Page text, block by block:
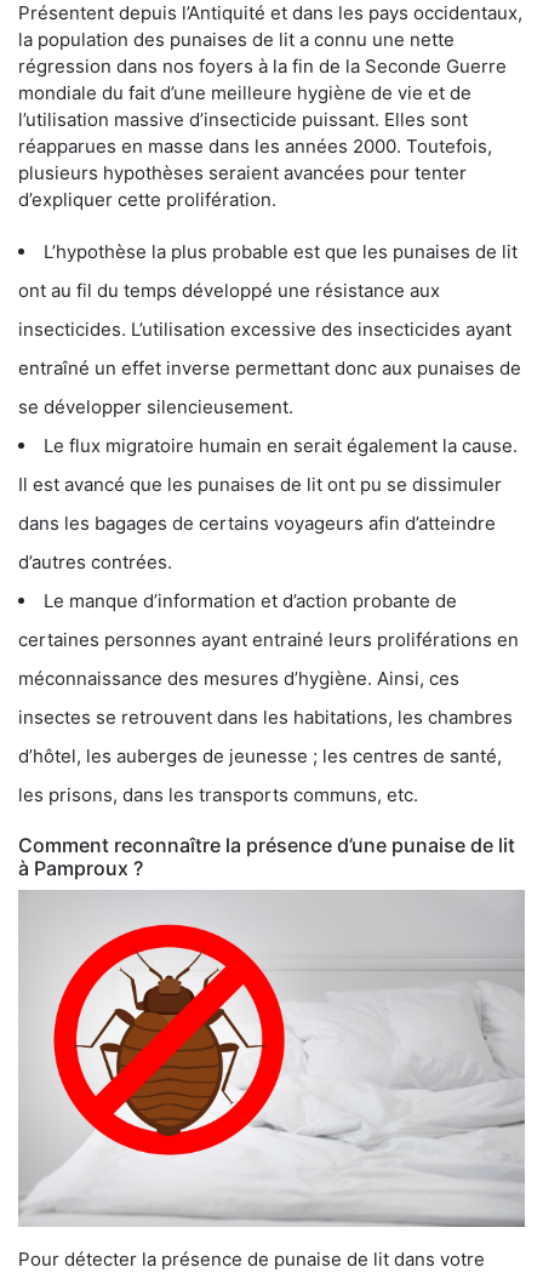
Présentent depuis l’Antiquité et dans les pays occidentaux,
la population des punaises de lit a connu une nette
régression dans nos foyers à la fin de la Seconde Guerre
mondiale du fait d’une meilleure hygiène de vie et de
l’utilisation massive d’insecticide puissant. Elles sont
réapparues en masse dans les années 2000. Toutefois,
plusieurs hypothèses seraient avancées pour tenter
d’expliquer cette prolifération.
L’hypothèse la plus probable est que les punaises de lit
ont au fil du temps développé une résistance aux
insecticides. L’utilisation excessive des insecticides ayant
entraîné un effet inverse permettant donc aux punaises de
se développer silencieusement.
Le flux migratoire humain en serait également la cause.
Il est avancé que les punaises de lit ont pu se dissimuler
dans les bagages de certains voyageurs afin d’atteindre
d’autres contrées.
Le manque d’information et d’action probante de
certaines personnes ayant entrainé leurs proliférations en
méconnaissance des mesures d’hygiène. Ainsi, ces
insectes se retrouvent dans les habitations, les chambres
d’hôtel, les auberges de jeunesse ; les centres de santé,
les prisons, dans les transports communs, etc.
Comment reconnaître la présence d’une punaise de lit
à Pamproux ?
Pour détecter la présence de punaise de lit dans votre